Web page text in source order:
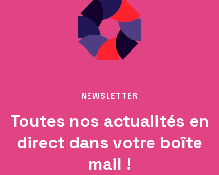
NEWSLETTER
Toutes nos actualités en
direct dans votre boîte
mail !